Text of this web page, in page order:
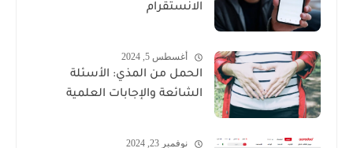
الانستقرام
أغسطس 5, 2024
الحمل من المذي: الأسئلة
الشائعة والإجابات العلمية
نوفمبر 23, 2024